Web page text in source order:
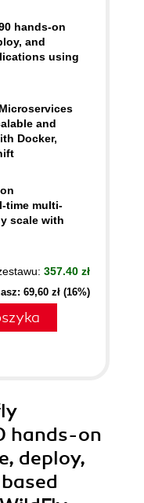
hands-on
and
using
and
Docker,
time multi-
scale with
357.40 zł
69,60 zł (16%)
hands-on
deploy,